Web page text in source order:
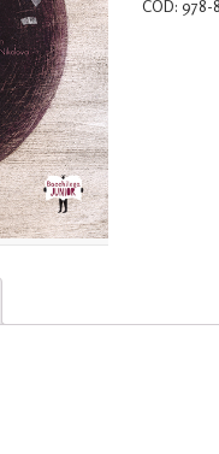
COD:978-